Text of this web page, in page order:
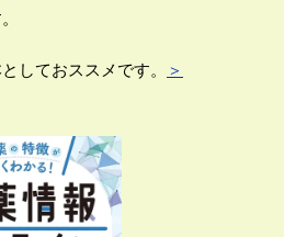
しておススメです。
＞